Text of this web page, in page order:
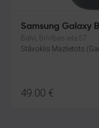
Samsung Galaxy
Balvi, Brīvības iela 57
Stāvoklis Mazlietots
49.00 €